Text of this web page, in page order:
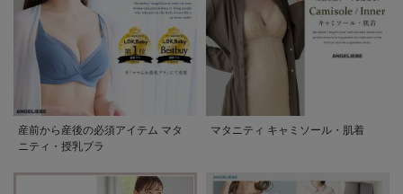
産前から産後の必須アイテム マタ
ニティ・授乳ブラ
マタニティ キャミソール・肌着